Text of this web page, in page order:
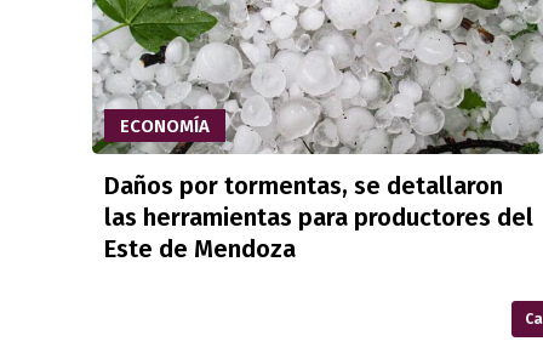
ECONOMÍA
Daños por tormentas, se detallaron
las herramientas para productores del
Este de Mendoza